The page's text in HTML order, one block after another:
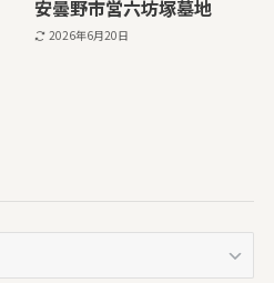
安曇野市営六坊塚墓地
2026年6月20日